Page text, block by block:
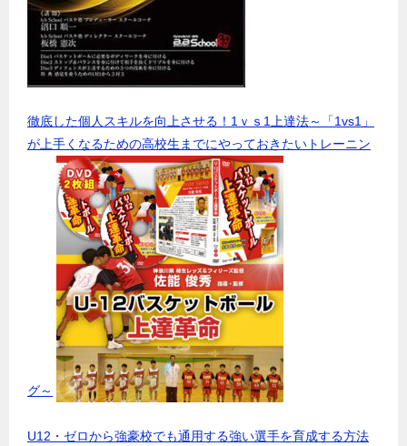
徹底した個人スキルを向上させる！1ｖｓ1上達法～「1vs1」
が上手くなるための高校生までにやっておきたいトレーニン
グ～
U12・ゼロから強豪校でも通用する強い選手を育成する方法